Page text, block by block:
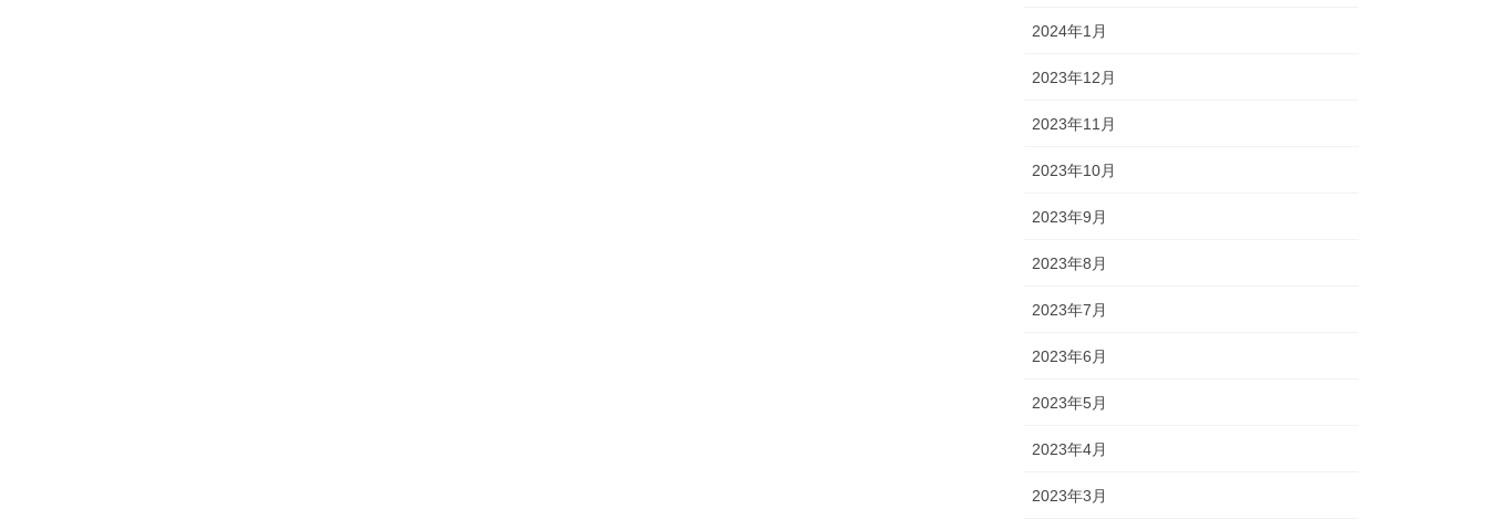
2024年1月
2023年12月
2023年11月
2023年10月
2023年9月
2023年8月
2023年7月
2023年6月
2023年5月
2023年4月
2023年3月